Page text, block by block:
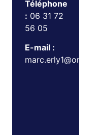
Téléphone
: 06 31 72
56 05
E-mail :